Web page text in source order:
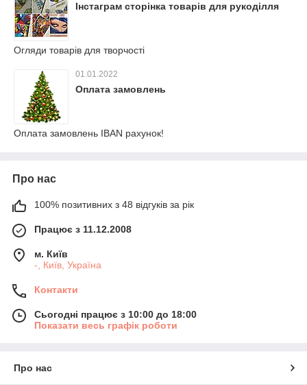
Інстаграм сторінка товарів для рукоділля
Огляди товарів для творчості
01.01.2022
Оплата замовлень
Оплата замовлень IBAN рахунок!
Про нас
100% позитивних з 48 відгуків за рік
Працює з 11.12.2008
м. Київ
-, Київ, Україна
Контакти
Сьогодні працює з 10:00 до 18:00
Показати весь графік роботи
Про нас